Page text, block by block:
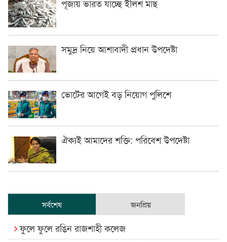
পূজায় ভারত যাচ্ছে ইলিশ মাছ
সমুদ্র নিয়ে আশাবাদী প্রধান উপদেষ্টা
ভোটের আগেই বড় নিয়োগ পুলিশে
ঐক্যই আমাদের শক্তি: পরিবেশ উপদেষ্টা
সর্বশেষ জনপ্রিয়
ফুলে ফুলে রঙিন রাজশাহী কলেজ